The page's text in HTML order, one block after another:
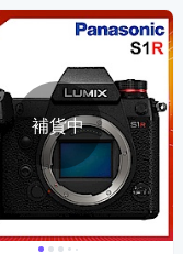
補貨中